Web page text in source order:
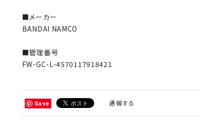
■メーカー
BANDAI NAMCO
■管理番号
FW-GC-L-4570117918421
Save 通報する